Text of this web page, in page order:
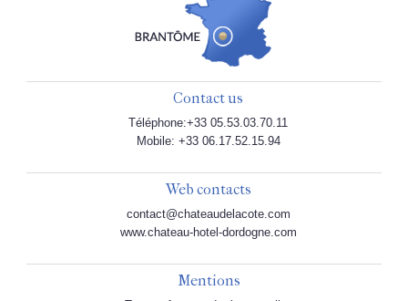
Contact us
Téléphone:+33 05.53.03.70.11
Mobile: +33 06.17.52.15.94
Web contacts
contact@chateaudelacote.com
www.chateau-hotel-dordogne.com
Mentions